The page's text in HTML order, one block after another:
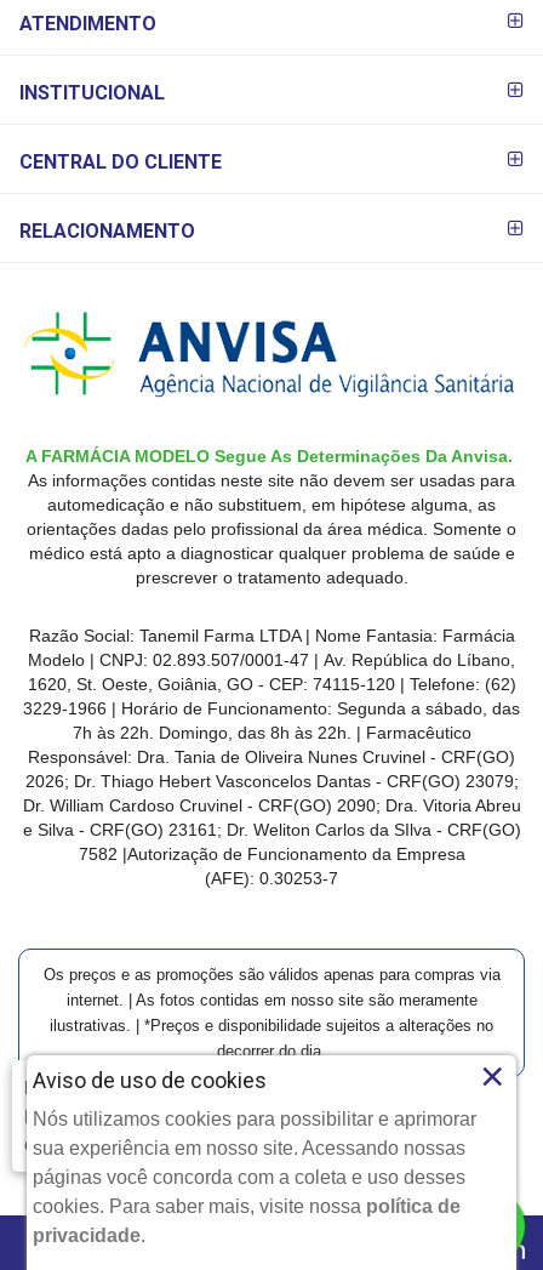
Farmácia Modelo | Goiânia | Entrega Imediata e Clique-
Retire
Clique aqui...
PAGAMENTO
ATENDIMENTO
INSTITUCIONAL
CENTRAL DO CLIENTE
RELACIONAMENTO
A FARMÁCIA MODELO Segue As Determinações Da Anvisa.
As informações contidas neste site não devem ser usadas para
automedicação e não substituem, em hipótese alguma, as
orientações dadas pelo profissional da área médica. Somente o
médico está apto a diagnosticar qualquer problema de saúde e
prescrever o tratamento adequado.
Razão Social: Tanemil Farma LTDA | Nome Fantasia: Farmácia
Modelo | CNPJ: 02.893.507/0001-47 | Av. República do Líbano,
1620, St. Oeste, Goiânia, GO - CEP: 74115-120 | Telefone: (62)
3229-1966 | Horário de Funcionamento: Segunda a sábado, das
7h às 22h. Domingo, das 8h às 22h. | Farmacêutico
Responsável: Dra. Tania de Oliveira Nunes Cruvinel - CRF(GO)
2026; Dr. Thiago Hebert Vasconcelos Dantas - CRF(GO) 23079;
Dr. William Cardoso Cruvinel - CRF(GO) 2090; Dra. Vitoria Abreu
e Silva - CRF(GO) 23161; Dr. Weliton Carlos da SIlva - CRF(GO)
7582 |Autorização de Funcionamento da Empresa
(AFE): 0.30253-7
Os preços e as promoções são válidos apenas para compras via
internet. | As fotos contidas em nosso site são meramente
ilustrativas. | *Preços e disponibilidade sujeitos a alterações no
decorrer do dia.
Copyright © 2026 Farmácia Modelo - Todos os direitos
reservados.
Aviso de uso de cookies
Nós utilizamos cookies para possibilitar e aprimorar
sua experiência em nosso site. Acessando nossas
páginas você concorda com a coleta e uso desses
cookies. Para saber mais, visite nossa política de
privacidade.
×